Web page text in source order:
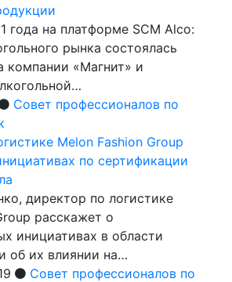
года на платформе SCM Alco:
рынка состоялась
компании «Магнит» и
Совет профессионалов по
Melon Fashion Group
по сертификации
директор по логистике
расскажет о
инициативах в области
об их влиянии на…
Совет профессионалов по